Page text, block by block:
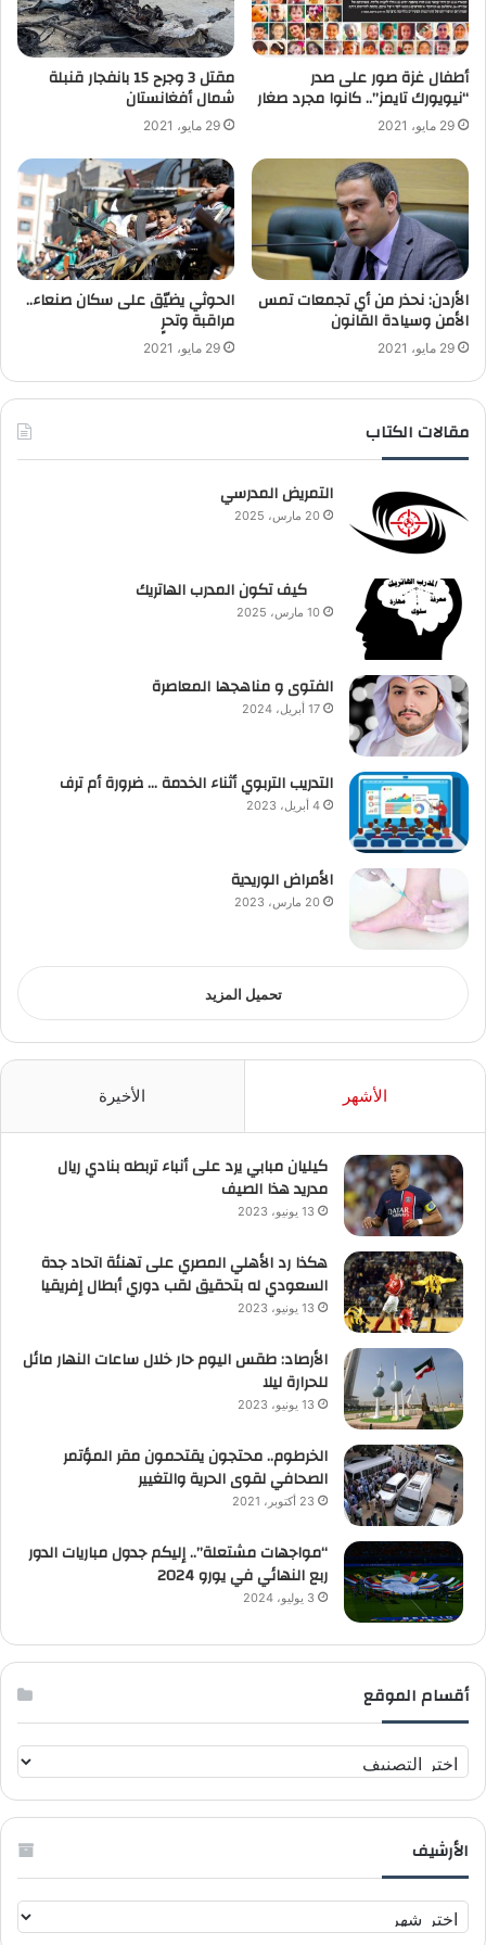
أطفال غزة صور على صدر
“نيويورك تايمز”.. كانوا مجرد صغار
29 مايو، 2021
‬شمال أفغانستان
29 مايو، 2021
الأردن: نحذر من أي تجمعات تمس
الأمن وسيادة القانون
29 مايو، 2021
الحوثي يضيّق على سكان صنعاء..
مراقبة وتحرٍ
29 مايو، 2021
مقالات الكتاب
التمريض المدرسي
20 مارس، 2025
كيف تكون المدرب الهاتريك
10 مارس، 2025
الفتوى و مناهجها المعاصرة
17 أبريل، 2024
التدريب التربوي أثناء الخدمة … ضرورة أم ترف
4 أبريل، 2023
الأمراض الوريدية
20 مارس، 2023
تحميل المزيد
الأشهر الأخيرة
كيليان مبابي يرد على أنباء تربطه بنادي ريال
مدريد هذا الصيف
13 يونيو، 2023
هكذا رد الأهلي المصري على تهنئة اتحاد جدة
السعودي له بتحقيق لقب دوري أبطال إفريقيا
13 يونيو، 2023
الأرصاد: طقس اليوم حار خلال ساعات النهار مائل
للحرارة ليلا
13 يونيو، 2023
الخرطوم.. محتجون يقتحمون مقر المؤتمر
الصحافي لقوى الحرية والتغيير
23 أكتوبر، 2021
“مواجهات مشتعلة”.. إليكم جدول مباريات الدور
ربع النهائي في يورو 2024
3 يوليو، 2024
أقسام الموقع
ق
س
م
و
الأرشيف
ل